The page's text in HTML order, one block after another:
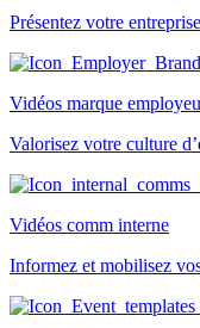
Présentez votre
Vidéos marque
Valorisez votre culture
Vidéos comm interne
Informez et mobilisez